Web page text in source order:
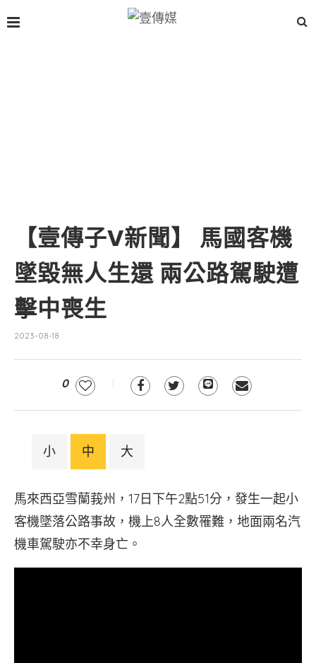
【壹傳子V新聞】 馬國客機
墜毀無人生還 兩公路駕駛遭
擊中喪生
2023-08-18
0
小 中 大
馬來西亞雪蘭莪州，17日下午2點51分，發生一起小
客機墜落公路事故，機上8人全數罹難，地面兩名汽
機車駕駛亦不幸身亡。